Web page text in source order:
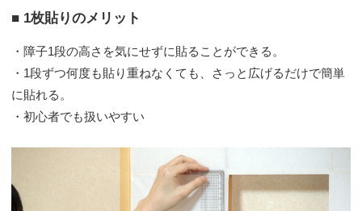
■ 1枚貼りのメリット
・障子1段の高さを気にせずに貼ることができる。
・1段ずつ何度も貼り重ねなくても、さっと広げるだけで簡単
に貼れる。
・初心者でも扱いやすい